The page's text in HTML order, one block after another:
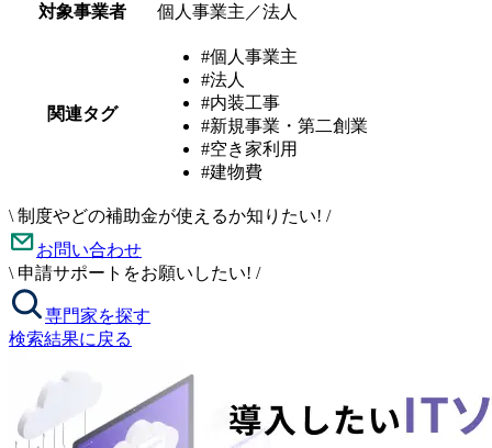
対象事業者
個人事業主／法人
関連タグ
#個人事業主
#法人
#内装工事
#新規事業・第二創業
#空き家利用
#建物費
\ 制度やどの補助金が使えるか知りたい! /
お問い合わせ
\ 申請サポートをお願いしたい! /
専門家を探す
検索結果に戻る